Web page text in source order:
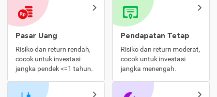
Pasar Uang
Risiko dan return rendah,
cocok untuk investasi
jangka pendek <=1 tahun.
Pendapatan Tetap
Risiko dan return moderat,
cocok untuk investasi
jangka menengah.